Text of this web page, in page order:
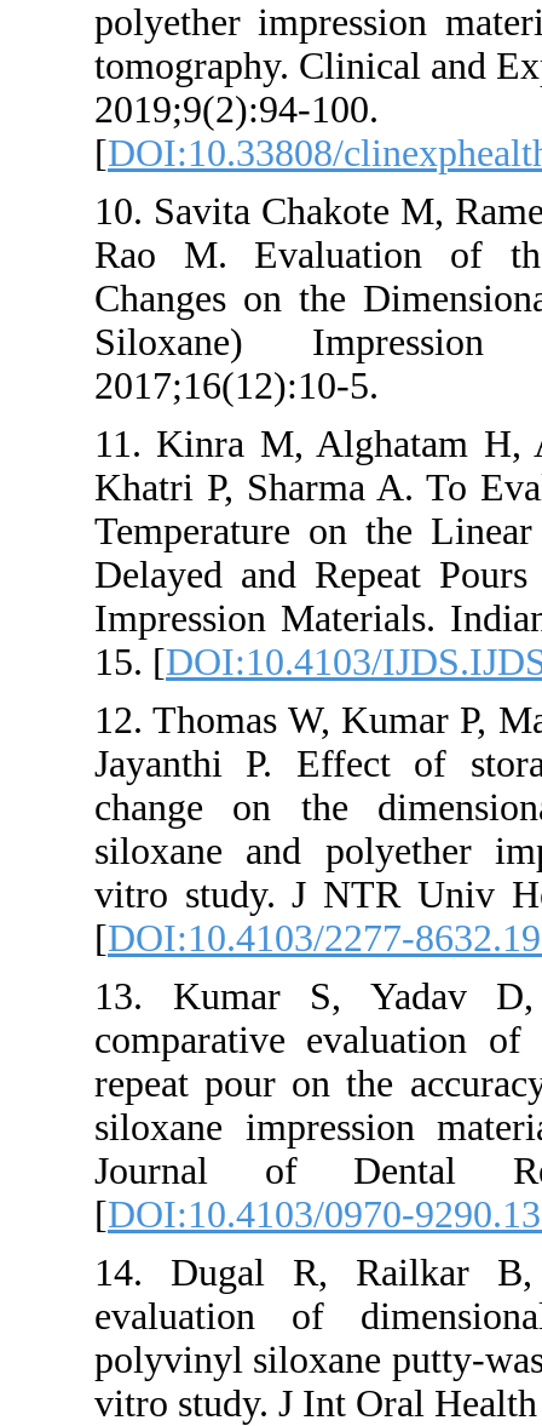
polyether
tomography.
2019;9(2):94-
[
10. Savita
Rao M.
Changes on
Siloxane)
11. Kinra M,
Khatri P,
Temperature
Delayed and
Impression
15. [
12. Thomas
Jayanthi P.
change on
siloxane and
vitro study. J
[DOI:10.4103/
13. Kumar
comparative
repeat pour
siloxane
Journal of
[DOI:10.4103/
14. Dugal R,
evaluation
polyvinyl
vitro study. J